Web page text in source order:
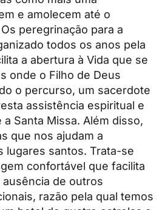
e amolecem até o
peregrinação para a
todos os anos pela
a abertura à Vida que se
onde o Filho de Deus
o percurso, um sacerdote
assistência espiritual e
Santa Missa. Além disso,
que nos ajudam a
lugares santos. Trata-se
confortável que facilita
de outros
razão pela qual temos